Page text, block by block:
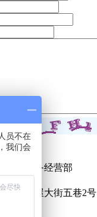
办公设备经营部
社区麦屋大街五巷2号
员不在
我们会